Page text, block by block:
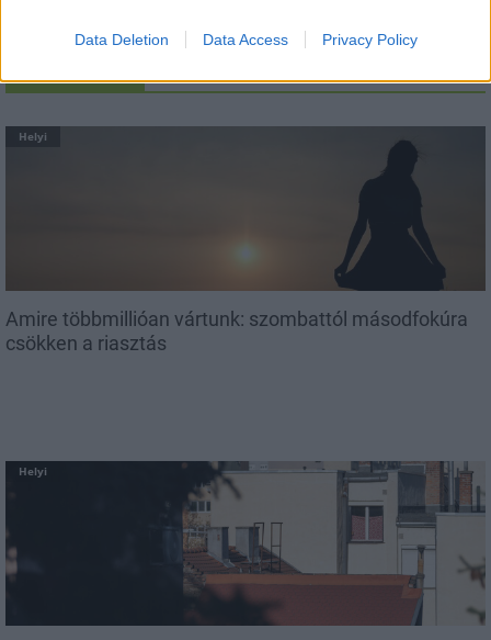
Data Deletion Data Access Privacy Policy
AJÁNLJUK MÉG
Helyi
Amire többmillióan vártunk: szombattól másodfokúra
csökken a riasztás
Helyi